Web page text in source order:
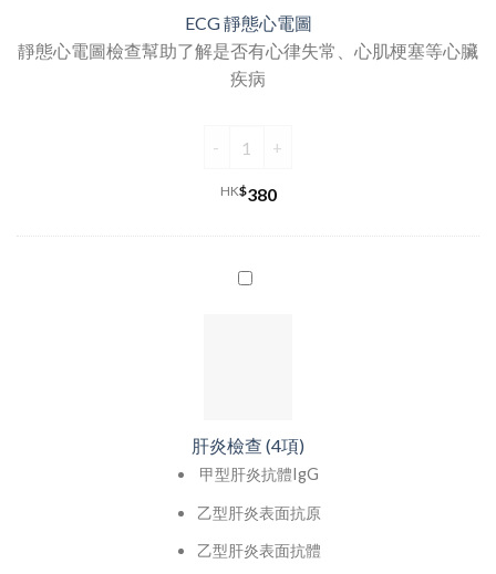
ECG 靜態心電圖
靜態心電圖檢查幫助了解是否有心律失常、心肌梗塞等心臟
疾病
HK$380
肝炎檢查 (4項)
甲型肝炎抗體IgG
乙型肝炎表面抗原
乙型肝炎表面抗體